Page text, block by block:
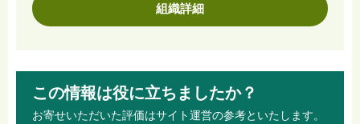
組織詳細
この情報は役に立ちましたか？
お寄せいただいた評価はサイト運営の参考といたします。